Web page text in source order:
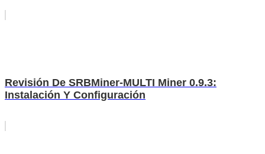
Revisión De SRBMiner-MULTI Miner 0.9.3:
Instalación Y Configuración